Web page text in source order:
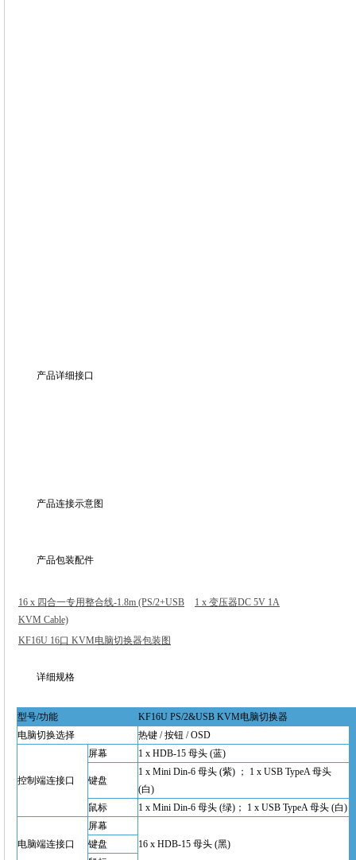
产品详细接口
产品连接示意图
产品包装配件
16 x 四合一专用整合线-1.8m (PS/2+USB
KVM Cable)
1 x 变压器DC 5V 1A
KF16U 16口 KVM电脑切换器包装图
详细规格
型号/功能
KF16U PS/2&USB KVM电脑切换器
电脑切换选择
热键 / 按钮 / OSD
控制端连接口
屏幕 1 x HDB-15 母头 (蓝)
键盘
1 x Mini Din-6 母头 (紫) ； 1 x USB TypeA 母头
(白)
鼠标
1 x Mini Din-6 母头 (绿)； 1 x USB TypeA 母头 (白)
电脑端连接口
屏幕
16 x HDB-15 母头 (黑)
键盘